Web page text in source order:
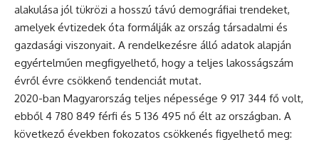
alakulása jól tükrözi a hosszú távú demográfiai trendeket,
amelyek évtizedek óta formálják az ország társadalmi és
gazdasági viszonyait. A rendelkezésre álló adatok alapján
egyértelműen megfigyelhető, hogy a teljes lakosságszám
évről évre csökkenő tendenciát mutat.
2020-ban Magyarország teljes népessége 9 917 344 fő volt,
ebből 4 780 849 férfi és 5 136 495 nő élt az országban. A
következő években fokozatos csökkenés figyelhető meg: